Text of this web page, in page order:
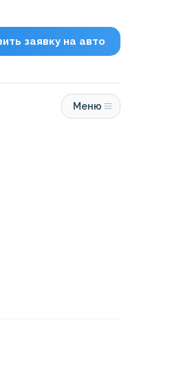
заявку на авто
Меню